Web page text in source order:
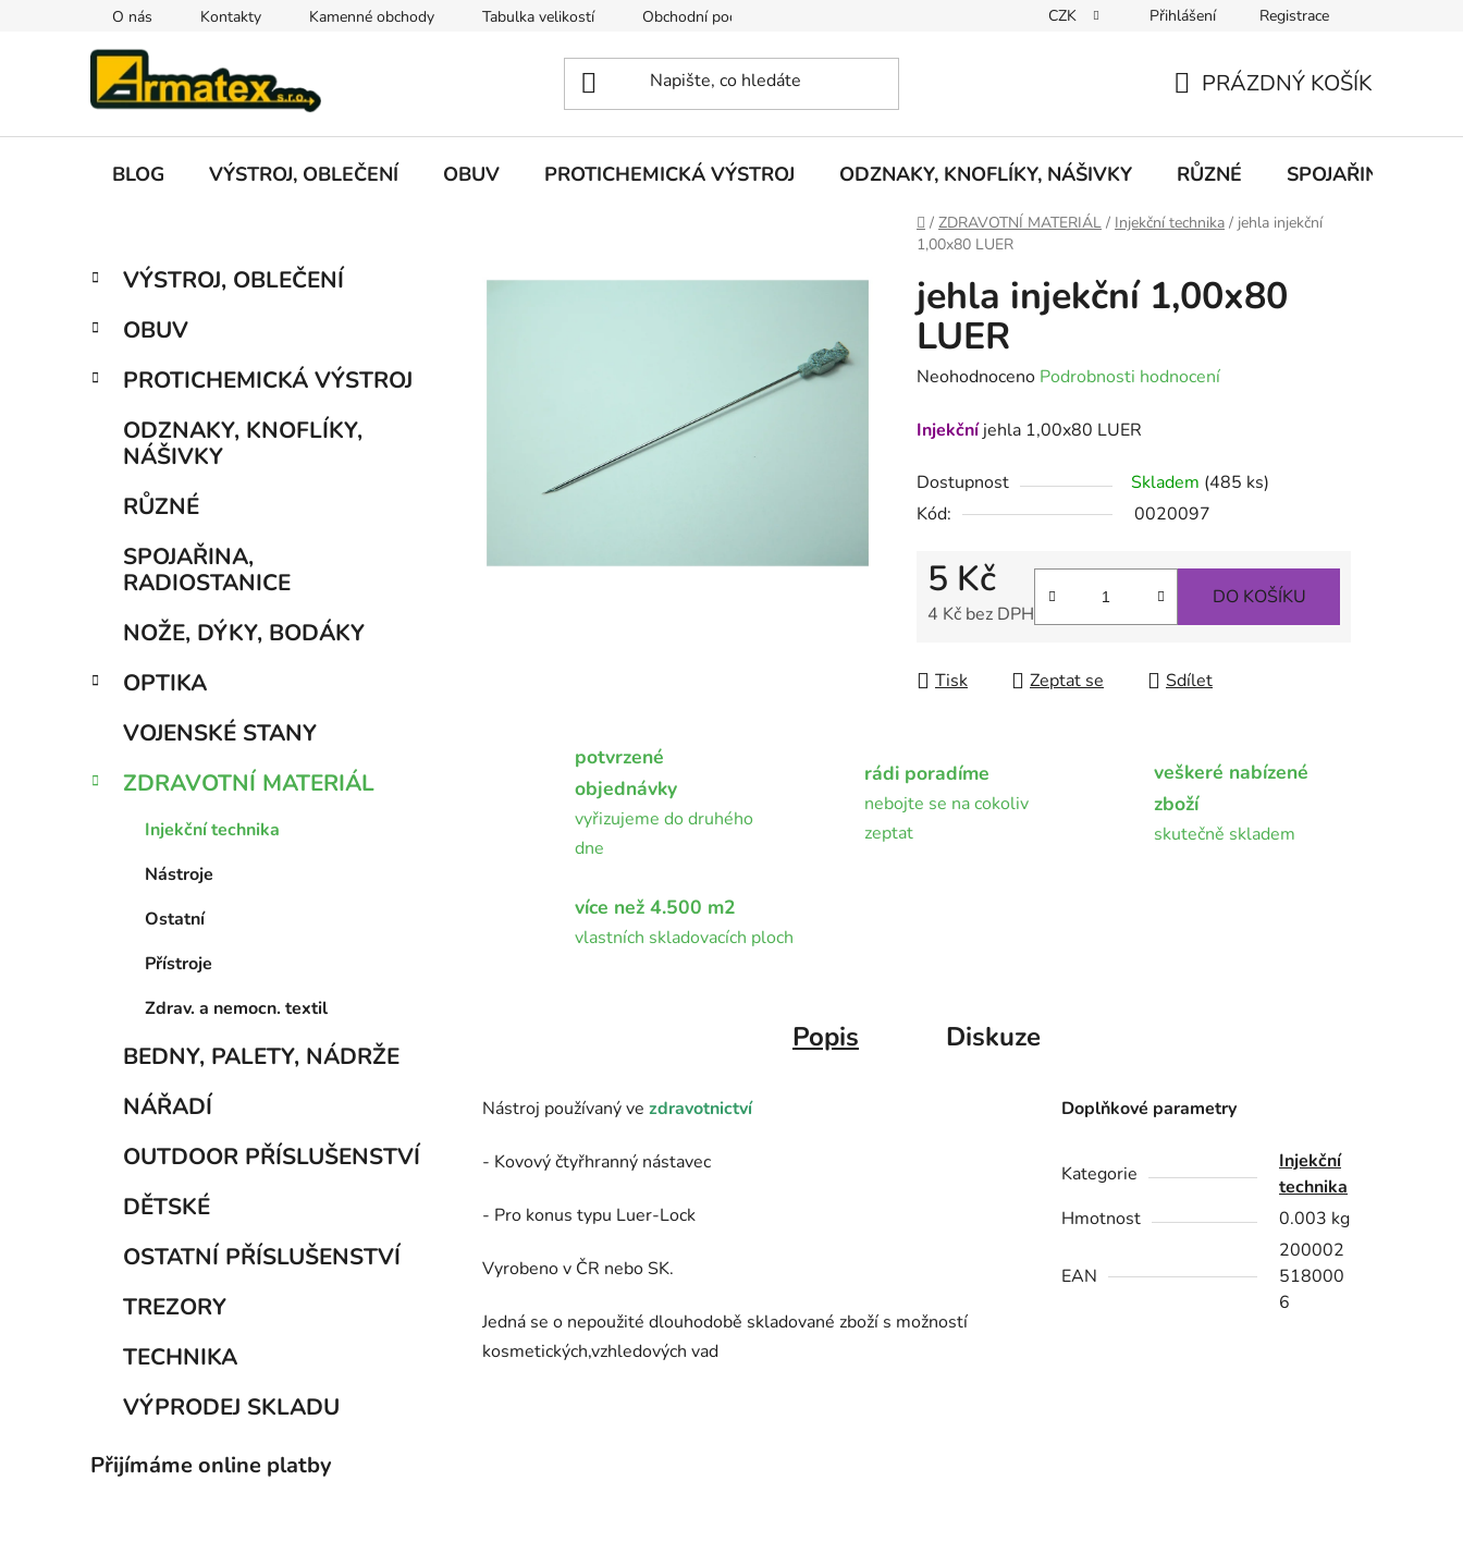
O nás Kontakty Kamenné obchody Tabulka velikostí Obchodní podmínky Podmínky ochrany osobních údajů
CZK Přihlášení Registrace
KOŠÍK
PRÁZDNÝ KOŠÍK
BLOG VÝSTROJ, OBLEČENÍ OBUV PROTICHEMICKÁ VÝSTROJ ODZNAKY, KNOFLÍKY, NÁŠIVKY RŮZNÉ SPOJAŘINA,
Domů
/ ZDRAVOTNÍ MATERIÁL / Injekční technika / jehla injekční
1,00x80 LUER
P
s
r
Přeskočit
kategorie
K
a
e
o
VÝSTROJ, OBLEČENÍ
OBUV
PROTICHEMICKÁ VÝSTROJ
ODZNAKY, KNOFLÍKY,
NÁŠIVKY
RŮZNÉ
SPOJAŘINA,
RADIOSTANICE
NOŽE, DÝKY, BODÁKY
OPTIKA
VOJENSKÉ STANY
ZDRAVOTNÍ MATERIÁL
Injekční technika
Nástroje
Ostatní
Přístroje
Zdrav. a nemocn. textil
BEDNY, PALETY, NÁDRŽE
NÁŘADÍ
OUTDOOR PŘÍSLUŠENSTVÍ
DĚTSKÉ
OSTATNÍ PŘÍSLUŠENSTVÍ
TREZORY
TECHNIKA
VÝPRODEJ SKLADU
Přijímáme online platby
jehla injekční 1,00x80
LUER
Průměrné
produktu
0,0
z
hvězdiček.
Neohodnoceno Podrobnosti hodnocení
Injekčníjehla 1,00x80 LUER
Dostupnost Skladem (485 ks)
Kód:
0020097
5 Kč
4 Kč bez DPH
DO KOŠÍKU
Tisk Zeptat se Sdílet
potvrzené
objednávky
vyřizujeme do druhého
dne
rádi poradíme
nebojte se na cokoliv
zeptat
veškeré nabízené
zboží
skutečně skladem
více než 4.500 m2
vlastních skladovacích ploch
Popis Diskuze
Nástroj používaný ve zdravotnictví
- Kovový čtyřhranný nástavec
- Pro konus typu Luer-Lock
Vyrobeno v ČR nebo SK.
Jedná se o nepoužité dlouhodobě skladované zboží s možností
kosmetických,vzhledových vad
Doplňkové parametry
Kategorie
Injekční
technika
Hmotnost
0.003 kg
EAN
200002
518000
6